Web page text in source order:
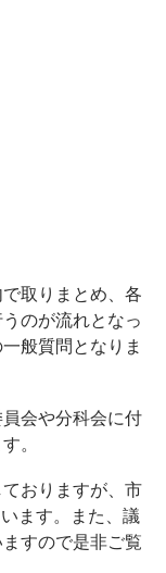
取りまとめ、各
のが流れとなっ
般質問となりま
会や分科会に付
。
おりますが、市
ます。また、議
ますので是非ご覧